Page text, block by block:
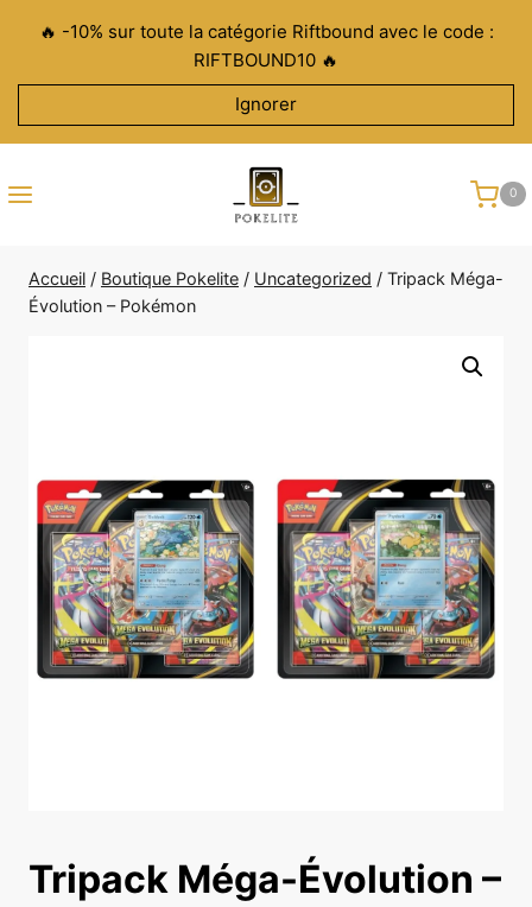
contenu
🔥 -10% sur toute la catégorie Riftbound avec le code :
RIFTBOUND10 🔥
Ignorer
0
Accueil / Boutique Pokelite / Uncategorized / Tripack Méga-
Évolution – Pokémon
Tripack Méga-Évolution –